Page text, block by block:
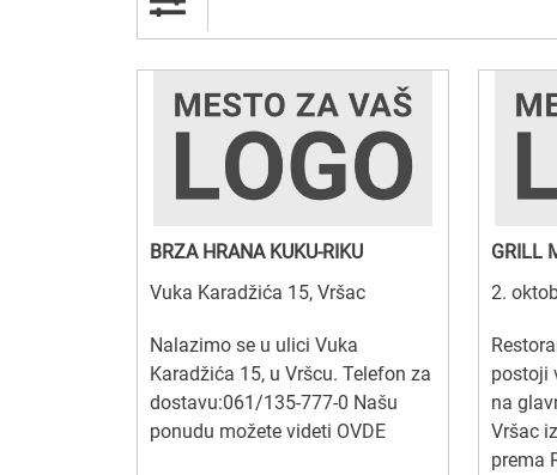
BRZA HRANA KUKU-RIKU
Vuka Karadžića 15, Vršac
Nalazimo se u ulici Vuka
Karadžića 15, u Vršcu. Telefon za
dostavu:061/135-777-0 Našu
ponudu možete videti OVDE
GRILL
2.
postoji
na
Vršac
prema